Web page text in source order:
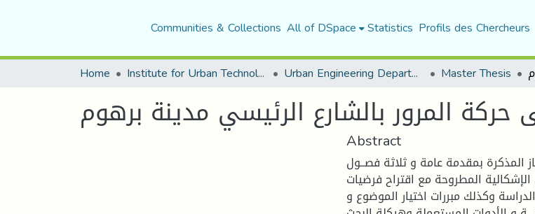
Communities & Collections All of DSpace Statistics Profils des Chercheurs
Home Institute for Urban Technology Management Urban Engineering Department Master Thesis
حركة المرور بالشارع الرئيسي مدينة برهوم
Abstract
المذكرة بمقدمة عامة و ثلاثة فصــول
المطروحة مع اقتراح فرضيات
وكذلك مبررات اختيار الموضوع و